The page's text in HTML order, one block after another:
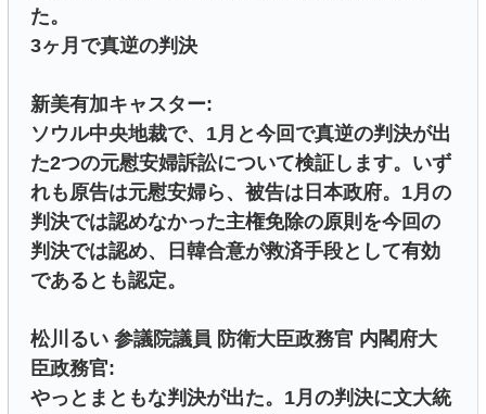
た。
3ヶ月で真逆の判決
新美有加キャスター:
ソウル中央地裁で、1月と今回で真逆の判決が出
た2つの元慰安婦訴訟について検証します。いず
れも原告は元慰安婦ら、被告は日本政府。1月の
判決では認めなかった主権免除の原則を今回の
判決では認め、日韓合意が救済手段として有効
であるとも認定。
松川るい 参議院議員 防衛大臣政務官 内閣府大
臣政務官:
やっとまともな判決が出た。1月の判決に文大統